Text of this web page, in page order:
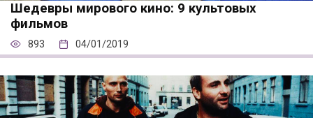
Шедевры мирового кино: 9 культовых
фильмов
893 04/01/2019